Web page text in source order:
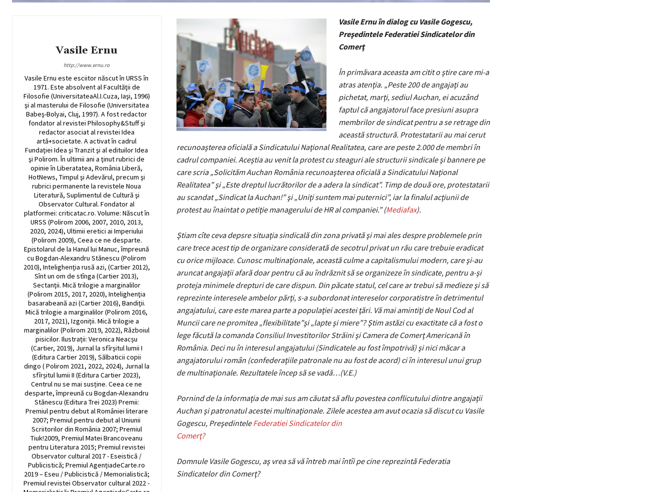
Vasile Ernu
http://www.ernu.ro
Vasile Ernu este esciitor născut în URSS în
1971. Este absolvent al Facultăţii de
Filosofie (UniversitateaAl.I.Cuza, Iaşi, 1996)
şi al masterului de Filosofie (Universitatea
Babeş-Bolyai, Cluj, 1997). A fost redactor
fondator al revistei Philosophy&Stuff şi
redactor asociat al revistei Idea
artă+societate. A activat în cadrul
Fundaţiei Idea şi Tranzit şi al edituilor Idea
şi Polirom. În ultimii ani a ţinut rubrici de
opinie în Liberatatea, România Liberă,
HotNews, Timpul şi Adevărul, precum şi
rubrici permanente la revistele Noua
Literatură, Suplimentul de Cultură şi
Observator Cultural. Fondator al
platformei: criticatac.ro. Volume: Născut în
URSS (Polirom 2006, 2007, 2010, 2013,
2020, 2024), Ultimii eretici ai Imperiului
(Polirom 2009), Ceea ce ne desparte.
Epistolarul de la Hanul lui Manuc, împreună
cu Bogdan-Alexandru Stănescu (Polirom
2010), Intelighenţia rusă azi, (Cartier 2012),
Sînt un om de stînga (Cartier 2013),
Sectanţii. Mică trilogie a marginalilor
(Polirom 2015, 2017, 2020), Intelighenţia
basarabeană azi (Cartier 2016), Bandiţii.
Mică trilogie a marginalilor (Polirom 2016,
2017, 2021), Izgoniții. Mică trilogie a
marginalilor (Polirom 2019, 2022), Războiul
pisicilor. Ilustrații: Veronica Neacșu
(Cartier, 2019), Jurnal la sfîrșitul lumii I
(Editura Cartier 2019), Sălbaticii copii
dingo ( Polirom 2021, 2022, 2024), Jurnal la
sfîrșitul lumii II (Editura Cartier 2023),
Centrul nu se mai susține. Ceea ce ne
desparte, împreună cu Bogdan-Alexandru
Stănescu (Editura Trei 2023) Premii:
Premiul pentru debut al României literare
2007; Premiul pentru debut al Uniunii
Scriitorilor din România 2007; Premiul
Tiuk!2009, Premiul Matei Brancoveanu
pentru Literatura 2015; Premiul revistei
Observator cultural 2017 - Eseistică /
Publicistică; Premiul AgențiadeCarte.ro
2019 – Eseu / Publicistică / Memorialistică;
Premiul revistei Observator cultural 2022 -
Vasile Ernu în dialog cu Vasile Gogescu,
PreşedinteleFederatiei Sindicatelor din
Comerţ
În primăvara aceasta am citit o ştire care mi-a
atras atenţia. „Peste 200 de angajaţi au
pichetat, marţi, sediul Auchan, ei acuzând
faptul că angajatorul face presiuni asupra
membrilor de sindicat pentru a se retrage din
această structură. Protestatarii au mai cerut
recunoaşterea oficială a Sindicatului Naţional Realitatea, care are peste 2.000 de membri în
cadrul companiei. Aceştia au venit la protest cu steaguri ale structurii sindicale şi bannere pe
care scria „Solicităm Auchan România recunoaşterea oficială a Sindicatului Naţional
Realitatea” şi „Este dreptul lucrătorilor de a adera la sindicat”. Timp de două ore, protestatarii
au scandat „Sindicat la Auchan!” şi „Uniţi suntem mai puternici”, iar la finalul acţiunii de
protest au înaintat o petiţie managerului de HR al companiei.” (Mediafax).
Ştiam cîte ceva depsre situaţia sindicală din zona privată şi mai ales despre problemele prin
care trece acest tip de organizare considerată de secotrul privat un rău care trebuie eradicat
cu orice mijloace. Cunosc multinaţionale, această culme a capitalismului modern, care şi-au
aruncat angajaţii afară doar pentru că au îndrăznit să se organizeze în sindicate, pentru a-şi
proteja minimele drepturi de care dispun. Din păcate statul, cel care ar trebui să medieze şi să
reprezinte interesele ambelor părţi, s-a subordonat intereselor corporatistre în detrimentul
angajatului, care este marea parte a populaţiei acestei ţări. Vă mai amintiţi de Noul Cod al
Muncii care ne promitea „flexibilitate”şi „lapte şi miere”? Ştim astăzi cu exactitate că a fost o
lege făcută la comanda Consiliul Investitorilor Străini şi Camera de Comerţ Americană în
România. Deci nu în interesul angajatului (Sindicatele au fost împotrivă) şi nici măcar a
angajatorului român (confederaţiile patronale nu au fost de acord) ci în interesul unui grup
de multinaţionale. Rezultatele încep să se vadă…(V.E.)
Pornind de la informaţia de mai sus am căutat să aflu povestea conflicutului dintre angajaţii
Auchan şi patronatul acestei multinaţionale. Zilele acestea am avut ocazia să discut cu Vasile
Gogescu, PreşedinteleFederatiei Sindicatelor din
Comerţ?
Domnule Vasile Gogescu, aş vrea să vă întreb mai întîi pe cine reprezintă Federatia
Sindicatelor din Comerţ?